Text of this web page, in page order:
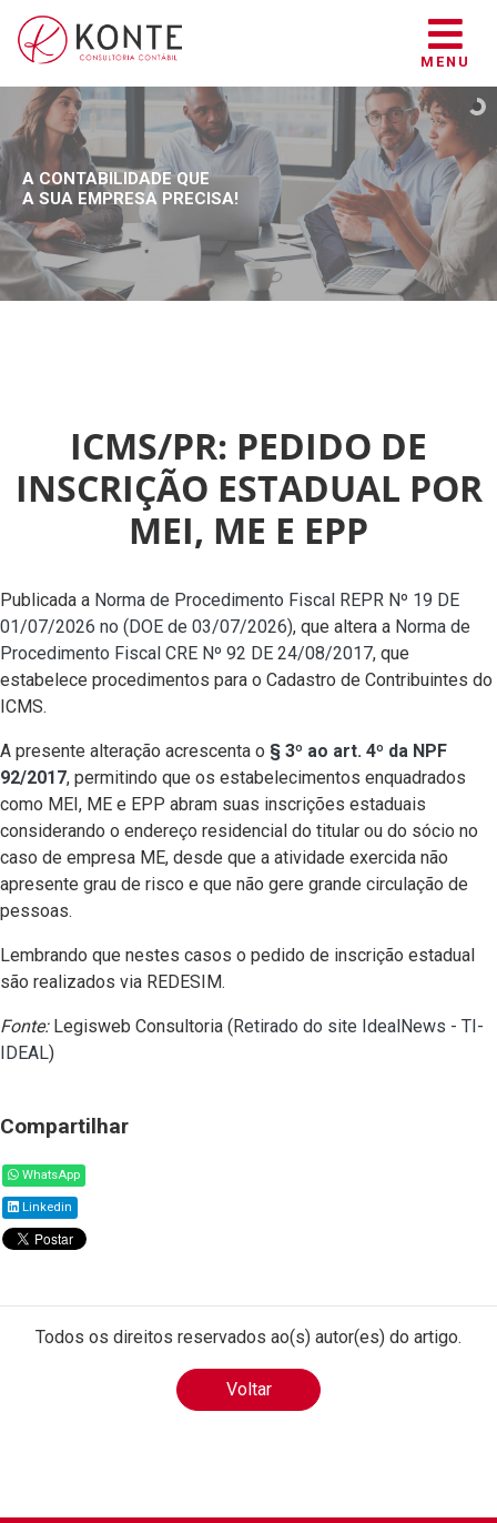
MENU
A CONTABILIDADE QUE
A SUA EMPRESA PRECISA!
ICMS/PR: PEDIDO DE
INSCRIÇÃO ESTADUAL POR
MEI, ME E EPP
Publicada a Norma de Procedimento Fiscal REPR Nº 19 DE
01/07/2026 no (DOE de 03/07/2026), que altera a Norma de
Procedimento Fiscal CRE Nº 92 DE 24/08/2017, que
estabelece procedimentos para o Cadastro de Contribuintes do
ICMS.
A presente alteração acrescenta o § 3º ao art. 4º da NPF
92/2017, permitindo que os estabelecimentos enquadrados
como MEI, ME e EPP abram suas inscrições estaduais
considerando o endereço residencial do titular ou do sócio no
caso de empresa ME, desde que a atividade exercida não
apresente grau de risco e que não gere grande circulação de
pessoas.
Lembrando que nestes casos o pedido de inscrição estadual
são realizados via REDESIM.
Fonte:Legisweb Consultoria (Retirado do site IdealNews - TI-
IDEAL)
Compartilhar
WhatsApp
Linkedin
Todos os direitos reservados ao(s) autor(es) do artigo.
Voltar